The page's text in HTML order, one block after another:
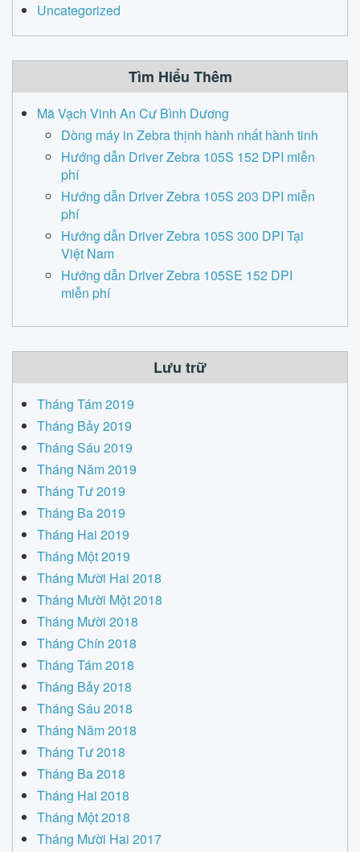
Uncategorized
Tìm Hiểu Thêm
Mã Vạch Vinh An Cư Bình Dương
Dòng máy in Zebra thịnh hành nhất hành tinh
Hướng dẫn Driver Zebra 105S 152 DPI miễn
phí
Hướng dẫn Driver Zebra 105S 203 DPI miễn
phí
Hướng dẫn Driver Zebra 105S 300 DPI Tại
Việt Nam
Hướng dẫn Driver Zebra 105SE 152 DPI
miễn phí
Lưu trữ
Tháng Tám 2019
Tháng Bảy 2019
Tháng Sáu 2019
Tháng Năm 2019
Tháng Tư 2019
Tháng Ba 2019
Tháng Hai 2019
Tháng Một 2019
Tháng Mười Hai 2018
Tháng Mười Một 2018
Tháng Mười 2018
Tháng Chín 2018
Tháng Tám 2018
Tháng Bảy 2018
Tháng Sáu 2018
Tháng Năm 2018
Tháng Tư 2018
Tháng Ba 2018
Tháng Hai 2018
Tháng Một 2018
Tháng Mười Hai 2017